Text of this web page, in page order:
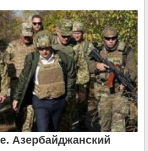
Азербайджанский